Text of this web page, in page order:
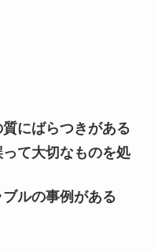
にばらつきがある
て大切なものを処
ルの事例がある